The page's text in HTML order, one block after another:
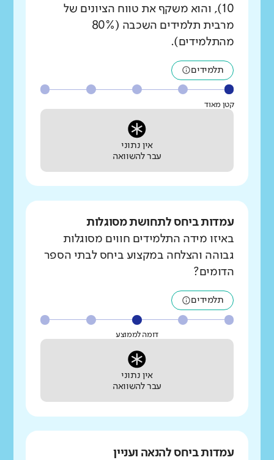
10), והוא משקף את טווח הציונים של
מרבית תלמידים השכבה (80%
מהתלמידים).
תלמידים
קטן מאוד
אין נתוני
עבר להשוואה
עמדות ביחס לתחושת מסוגלות
באיזו מידה התלמידים חווים מסוגלות
גבוהה והצלחה במקצוע ביחס לבתי הספר
הדומים?
תלמידים
דומה לממוצע
אין נתוני
עבר להשוואה
עמדות ביחס להנאה ועניין